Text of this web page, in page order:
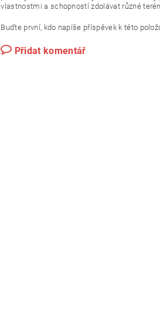
vlastnostmi a schopností zdolávat různé
Buďte první, kdo napíše příspěvek k této
Přidat komentář